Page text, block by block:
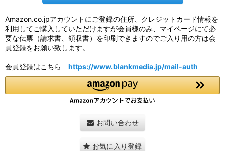
Amazon.co.jpアカウントにご登録の住所、クレジットカード情報を
利用してご購入していただけますが会員様のみ、マイページにて必
要な伝票（請求書、領収書）を印刷できますのでご入り用の方は会
員登録をお願い致します。
会員登録はこちら https://www.blankmedia.jp/mail-auth
お問い合わせ
お気に入り登録